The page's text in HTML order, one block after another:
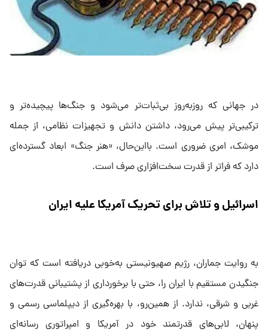
در جهانی که روزبه‌روز بی‌ثبات‌تر می‌شود و جنگ‌ها پیچیده‌تر و
ترکیبی‌تر پیش می‌رود، داشتن دانش و تجهیزات نظامی، از جمله
موشک، امری ضروری است. بااین‌حال، «هنر جنگ» ابعاد گسترده‌ای
دارد که فراتر از قدرت سخت‌افزاری صرف است.
اسرائیل و تلاش برای تحریک آمریکا علیه ایران
به روایت جماران، رژیم صهیونیستی به‌خوبی دریافته است که توان
جنگیدن مستقیم با ایران را، حتی با برخورداری از پشتیبانی قدرت‌های
غربی و شرقی، ندارد. از همین‌رو، با بهره‌گیری از دیپلماسی رسمی و
پنهان، لابی‌های قدرتمند خود در آمریکا و امپراتوری رسانه‌ای